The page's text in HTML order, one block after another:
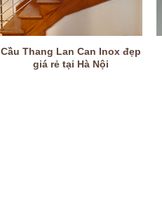
Cầu Thang Lan Can Inox đẹp
giá rẻ tại Hà Nội